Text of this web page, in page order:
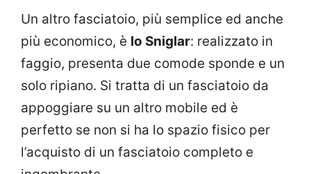
Un altro fasciatoio, più semplice ed anche
più economico, è lo Sniglar: realizzato in
faggio, presenta due comode sponde e un
solo ripiano. Si tratta di un fasciatoio da
appoggiare su un altro mobile ed è
perfetto se non si ha lo spazio fisico per
l’acquisto di un fasciatoio completo e